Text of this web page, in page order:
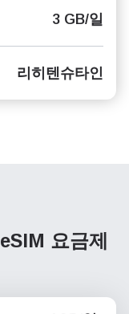
3 GB/일
리히텐슈타인
eSIM 요금제